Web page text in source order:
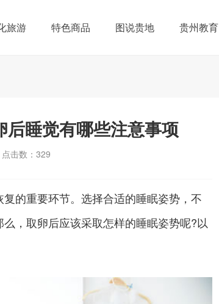
旅游 特色商品 图说贵地 贵州教育
睡觉有哪些注意事项
点击数： 329
的重要环节。选择合适的睡眠姿势，不
，取卵后应该采取怎样的睡眠姿势呢?以